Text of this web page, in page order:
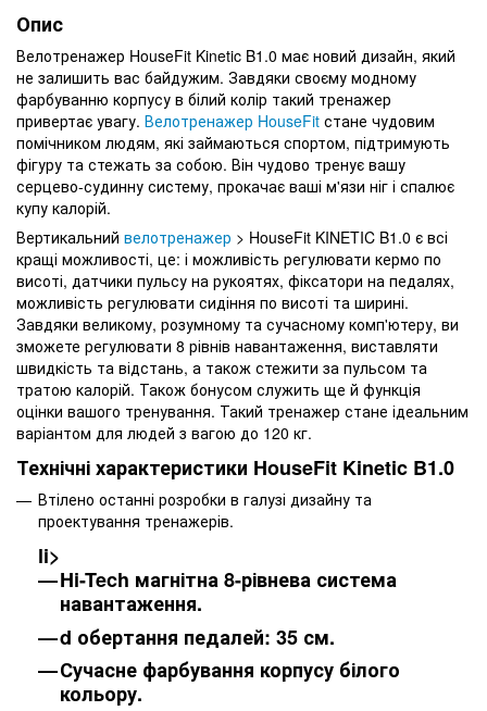
Опис
Велотренажер HouseFit Kinetic B1.0 має новий дизайн, який
не залишить вас байдужим. Завдяки своєму модному
фарбуванню корпусу в білий колір такий тренажер
привертає увагу. Велотренажер HouseFit стане чудовим
помічником людям, які займаються спортом, підтримують
фігуру та стежать за собою. Він чудово тренує вашу
серцево-судинну систему, прокачає ваші м'язи ніг і спалює
купу калорій.
Вертикальний велотренажер > HouseFit KINETIC B1.0 є всі
кращі можливості, це: і можливість регулювати кермо по
висоті, датчики пульсу на рукоятях, фіксатори на педалях,
можливість регулювати сидіння по висоті та ширині.
Завдяки великому, розумному та сучасному комп'ютеру, ви
зможете регулювати 8 рівнів навантаження, виставляти
швидкість та відстань, а також стежити за пульсом та
тратою калорій. Також бонусом служить ще й функція
оцінки вашого тренування. Такий тренажер стане ідеальним
варіантом для людей з вагою до 120 кг.
Технічні характеристики HouseFit Kinetic B1.0
Втілено останні розробки в галузі дизайну та
проектування тренажерів.
li>
Hi-Tech магнітна 8-рівнева система
навантаження.
d обертання педалей: 35 см.
Сучасне фарбування корпусу білого
кольору.